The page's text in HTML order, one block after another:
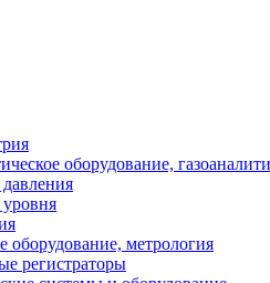
оборудование,
оборудование, метрология
регистраторы